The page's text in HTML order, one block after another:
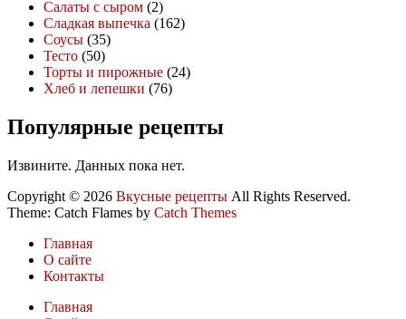
Салаты с сыром (2)
Сладкая выпечка (162)
Соусы (35)
Тесто (50)
Торты и пирожные (24)
Хлеб и лепешки (76)
Популярные рецепты
Извините. Данных пока нет.
Copyright © 2026 Вкусные рецепты All Rights Reserved.
Theme: Catch Flames by Catch Themes
Главная
О сайте
Контакты
Главная